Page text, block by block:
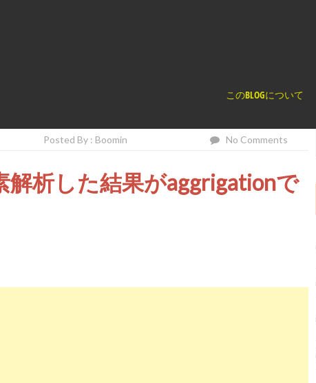
このBLOGについて
Posted By : Boomin No Comments
解析した結果がaggrigationで